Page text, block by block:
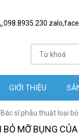
098.8935.230
GIỚI THIỆU
Bác sĩ phẫu thuật loại
MỠ BỤNG